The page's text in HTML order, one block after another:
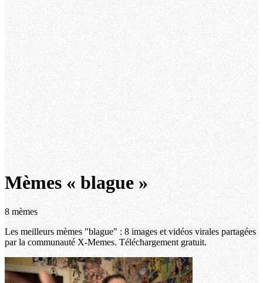
Mèmes « blague »
8 mèmes
Les meilleurs mèmes "blague" : 8 images et vidéos virales partagées
par la communauté X-Memes. Téléchargement gratuit.